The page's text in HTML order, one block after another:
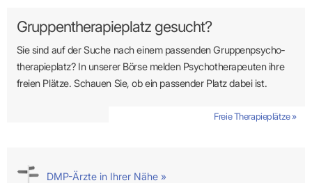
Gruppentherapieplatz gesucht?
Sie sind auf der Suche nach einem passenden Gruppen­psycho­
therapie­platz? In unserer Börse melden Psycho­­thera­­peuten ihre
freien Plätze. Schauen Sie, ob ein passender Platz dabei ist.
Freie Therapieplätze »
DMP-Ärzte in Ihrer Nähe »